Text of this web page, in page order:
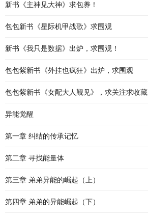
新书《主神见大神》求包养！
包包新书《星际机甲战歌》求围观
新书《我只是数据》出炉，求围观！
包包紫新书《外挂也疯狂》出炉，求围观
包包紫新书《女配大人觐见》，求关注求收藏
异能觉醒
第一章 纠结的传承记忆
第二章 寻找能量体
第三章 弟弟异能的崛起（上）
第四章 弟弟的异能崛起（下）